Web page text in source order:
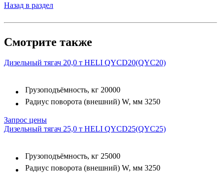
Назад в раздел
Смотрите также
Дизельный тягач 20,0 т HELI QYCD20(QYC20)
Грузоподъёмность, кг 20000
Радиус поворота (внешний) W, мм 3250
Запрос цены
Дизельный тягач 25,0 т HELI QYCD25(QYC25)
Грузоподъёмность, кг 25000
Радиус поворота (внешний) W, мм 3250